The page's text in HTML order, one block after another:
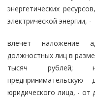
энергетических
электрической энергии, -
влечет наложение
должностных лиц в
тысяч рублей;
предпринимательскую
юридического лица, - от